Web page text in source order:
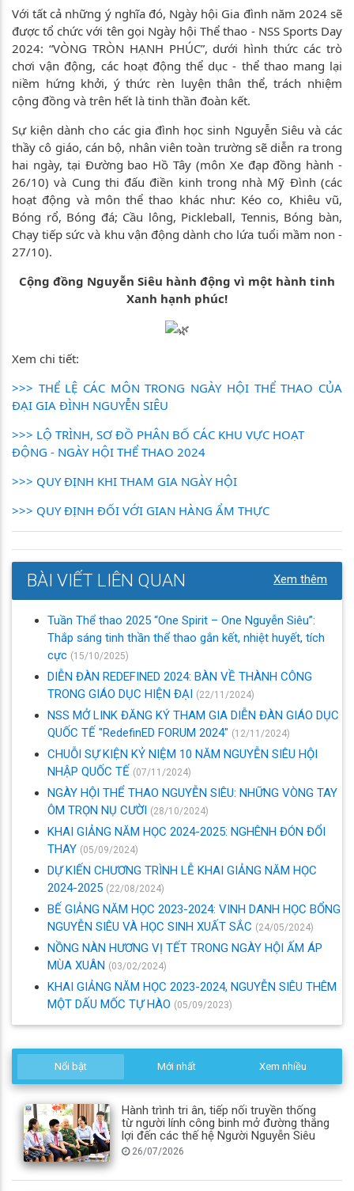
Với tất cả những ý nghĩa đó, Ngày hội Gia đình năm 2024 sẽ
được tổ chức với tên gọi Ngày hội Thể thao - NSS Sports Day
2024: “VÒNG TRÒN HẠNH PHÚC”, dưới hình thức các trò
chơi vận động, các hoạt động thể dục - thể thao mang lại
niềm hứng khởi, ý thức rèn luyện thân thể, trách nhiệm
cộng đồng và trên hết là tinh thần đoàn kết.
Sự kiện dành cho các gia đình học sinh Nguyễn Siêu và các
thầy cô giáo, cán bộ, nhân viên toàn trường sẽ diễn ra trong
hai ngày, tại Đường bao Hồ Tây (môn Xe đạp đồng hành -
26/10) và Cung thi đấu điền kinh trong nhà Mỹ Đình (các
hoạt động và môn thể thao khác như: Kéo co, Khiêu vũ,
Bóng rổ, Bóng đá; Cầu lông, Pickleball, Tennis, Bóng bàn,
Chạy tiếp sức và khu vận động dành cho lứa tuổi mầm non -
27/10).
Cộng đồng Nguyễn Siêu hành động vì một hành tinh
Xanh hạnh phúc!
Xem chi tiết:
>>> THỂ LỆ CÁC MÔN TRONG NGÀY HỘI THỂ THAO CỦA
ĐẠI GIA ĐÌNH NGUYỄN SIÊU
>>> LỘ TRÌNH, SƠ ĐỒ PHÂN BỐ CÁC KHU VỰC HOẠT
ĐỘNG - NGÀY HỘI THỂ THAO 2024
>>> QUY ĐỊNH KHI THAM GIA NGÀY HỘI
>>> QUY ĐỊNH ĐỐI VỚI GIAN HÀNG ẨM THỰC
BÀI VIẾT LIÊN QUAN Xem thêm
Tuần Thể thao 2025 “One Spirit – One Nguyễn Siêu”:
Thắp sáng tinh thần thể thao gắn kết, nhiệt huyết, tích
cực (15/10/2025)
DIỄN ĐÀN REDEFINED 2024: BÀN VỀ THÀNH CÔNG
TRONG GIÁO DỤC HIỆN ĐẠI (22/11/2024)
NSS MỞ LINK ĐĂNG KÝ THAM GIA DIỄN ĐÀN GIÁO DỤC
QUỐC TẾ "RedefinED FORUM 2024" (12/11/2024)
CHUỖI SỰ KIỆN KỶ NIỆM 10 NĂM NGUYỄN SIÊU HỘI
NHẬP QUỐC TẾ (07/11/2024)
NGÀY HỘI THỂ THAO NGUYỄN SIÊU: NHỮNG VÒNG TAY
ÔM TRỌN NỤ CƯỜI (28/10/2024)
KHAI GIẢNG NĂM HỌC 2024-2025: NGHÊNH ĐÓN ĐỔI
THAY (05/09/2024)
DỰ KIẾN CHƯƠNG TRÌNH LỄ KHAI GIẢNG NĂM HỌC
2024-2025 (22/08/2024)
BẾ GIẢNG NĂM HỌC 2023-2024: VINH DANH HỌC BỔNG
NGUYỄN SIÊU VÀ HỌC SINH XUẤT SẮC (24/05/2024)
NỒNG NÀN HƯƠNG VỊ TẾT TRONG NGÀY HỘI ẤM ÁP
MÙA XUÂN (03/02/2024)
KHAI GIẢNG NĂM HỌC 2023-2024, NGUYỄN SIÊU THÊM
MỘT DẤU MỐC TỰ HÀO (05/09/2023)
Nổi bật Mới nhất Xem nhiều
Hành trình tri ân, tiếp nối truyền thống
từ người lính công binh mở đường thắng
lợi đến các thế hệ Người Nguyễn Siêu
26/07/2026